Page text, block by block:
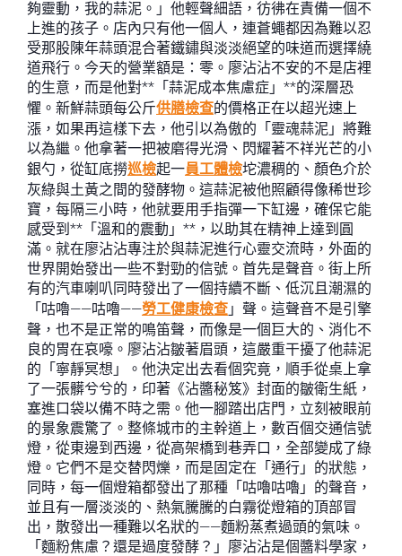
夠靈動，我的蒜泥。」他輕聲細語，彷彿在責備一個不
上進的孩子。店內只有他一個人，連蒼蠅都因為難以忍
受那股陳年蒜頭混合著鐵鏽與淡淡絕望的味道而選擇繞
道飛行。今天的營業額是：零。廖沾沾不安的不是店裡
的生意，而是他對**「蒜泥成本焦慮症」**的深層恐
懼。新鮮蒜頭每公斤供膳檢查的價格正在以超光速上
漲，如果再這樣下去，他引以為傲的「靈魂蒜泥」將難
以為繼。他拿著一把被磨得光滑、閃耀著不祥光芒的小
銀勺，從缸底撈巡檢起一員工體檢坨濃稠的、顏色介於
灰綠與土黃之間的發酵物。這蒜泥被他照顧得像稀世珍
寶，每隔三小時，他就要用手指彈一下缸邊，確保它能
感受到**「溫和的震動」**，以助其在精神上達到圓
滿。就在廖沾沾專注於與蒜泥進行心靈交流時，外面的
世界開始發出一些不對勁的信號。首先是聲音。街上所
有的汽車喇叭同時發出了一個持續不斷、低沉且潮濕的
「咕嚕——咕嚕——勞工健康檢查 」聲。這聲音不是引擎
聲，也不是正常的鳴笛聲，而像是一個巨大的、消化不
良的胃在哀嚎。廖沾沾皺著眉頭，這嚴重干擾了他蒜泥
的「寧靜冥想」。他決定出去看個究竟，順手從桌上拿
了一張髒兮兮的，印著《沾醬秘笈》封面的皺衛生紙，
塞進口袋以備不時之需。他一腳踏出店門，立刻被眼前
的景象震驚了。整條城市的主幹道上，數百個交通信號
燈，從東邊到西邊，從高架橋到巷弄口，全部變成了綠
燈。它們不是交替閃爍，而是固定在「通行」的狀態，
同時，每一個燈箱都發出了那種「咕嚕咕嚕」的聲音，
並且有一層淡淡的、熱氣騰騰的白霧從燈箱的頂部冒
出，散發出一種難以名狀的——麵粉蒸煮過頭的氣味。
「麵粉焦慮？還是過度發酵？」廖沾沾是個醬料學家，